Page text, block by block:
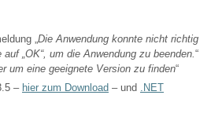
„ Die Anwendung konnte nicht richtig
„OK“, um die Anwendung zu beenden. “
um eine geeignete Version zu finden“
– hier zum Download – und
.NET